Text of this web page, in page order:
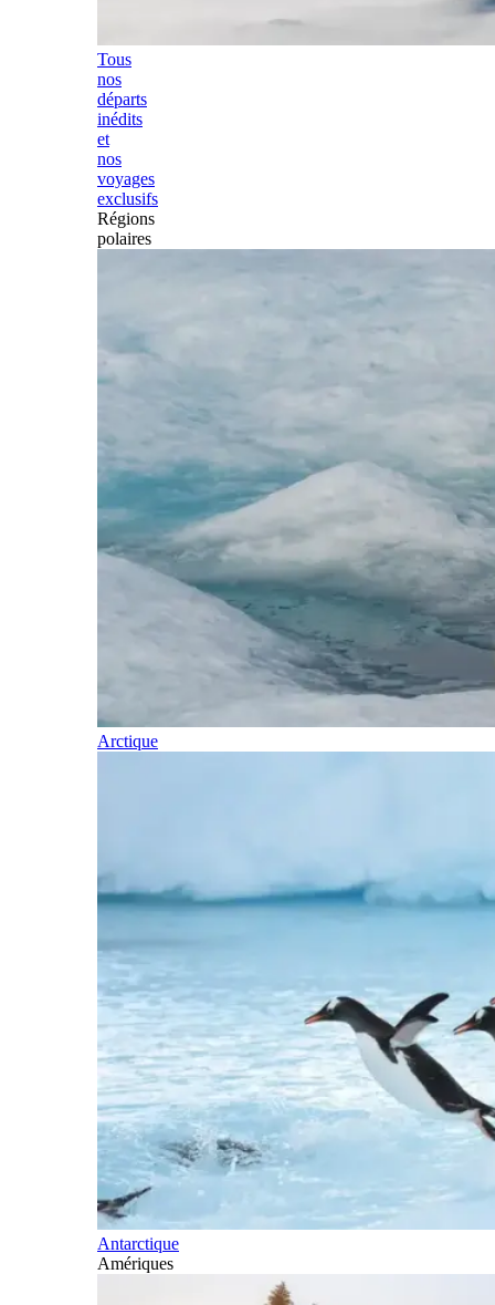
Tous
nos
départs
inédits
et
nos
voyages
exclusifs
Régions
polaires
Arctique
Antarctique
Amériques